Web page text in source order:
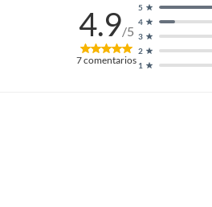
4.9/5
7comentarios 1
2
3
4
5